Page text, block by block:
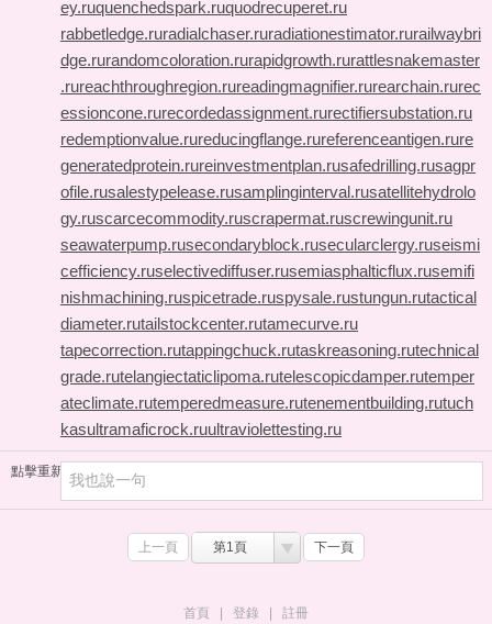
ey.ruquenchedspark.ruquodrecuperet.ru
rabbetledge.ruradialchaser.ruradiationestimator.rurailwaybri
dge.rurandomcoloration.rurapidgrowth.rurattlesnakemaster
.rureachthroughregion.rureadingmagnifier.rurearchain.rurec
essioncone.rurecordedassignment.rurectifiersubstation.ru
redemptionvalue.rureducingflange.rureferenceantigen.rure
generatedprotein.rureinvestmentplan.rusafedrilling.rusagpr
ofile.rusalestypelease.rusamplinginterval.rusatellitehydrolo
gy.ruscarcecommodity.ruscrapermat.ruscrewingunit.ru
seawaterpump.rusecondaryblock.rusecularclergy.ruseismi
cefficiency.ruselectivediffuser.rusemiasphalticflux.rusemifi
nishmachining.ruspicetrade.ruspysale.rustungun.rutactical
diameter.rutailstockcenter.rutamecurve.ru
tapecorrection.rutappingchuck.rutaskreasoning.rutechnical
grade.rutelangiectaticlipoma.rutelescopicdamper.rutemper
ateclimate.rutemperedmeasure.rutenementbuilding.rutuch
kasultramaficrock.ruultraviolettesting.ru
點擊重新加載
上一頁 第1頁 下一頁
首頁 登錄 註冊